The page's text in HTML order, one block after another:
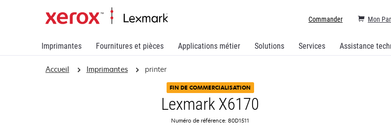
Imprimantes Fournitures et pièces Applications métier Solutions Services Assistance
Mon
Commander
Accueil Imprimantes printer
FIN DE COMMERCIALISATION
Lexmark X6170
Numéro de référence: 80D1511